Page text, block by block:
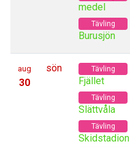
medel
Tävling
Burusjön
aug
30
sön Tävling
Fjället
Tävling
Slättvåla
Tävling
Skidstadion